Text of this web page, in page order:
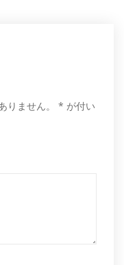
りません。 * が付い